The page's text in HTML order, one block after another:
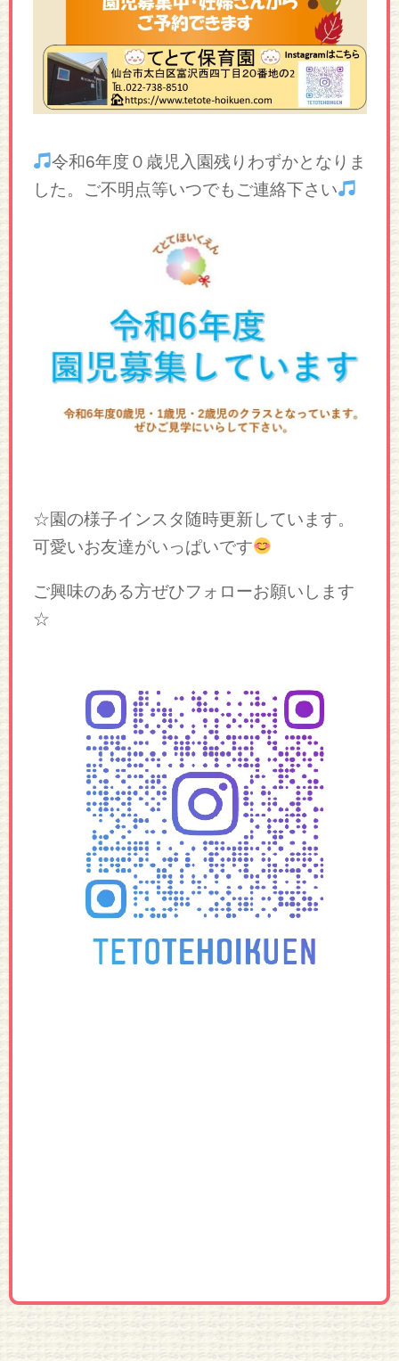
令和6年度０歳児入園残りわずかとなりま
した。ご不明点等いつでもご連絡下さい
☆園の様子インスタ随時更新しています。
可愛いお友達がいっぱいです
ご興味のある方ぜひフォローお願いします
☆